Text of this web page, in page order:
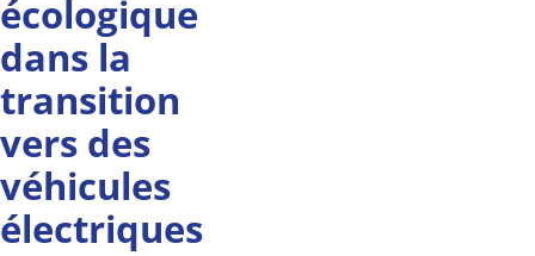
écologique
dans la
transition
vers des
véhicules
électriques